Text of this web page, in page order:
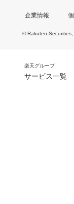
企業情報
© Rakuten Securities,
楽天グループ
サービス一覧